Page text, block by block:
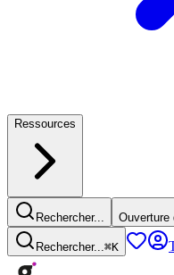
Ressources
Rechercher... Ouverture
Rechercher...⌘K